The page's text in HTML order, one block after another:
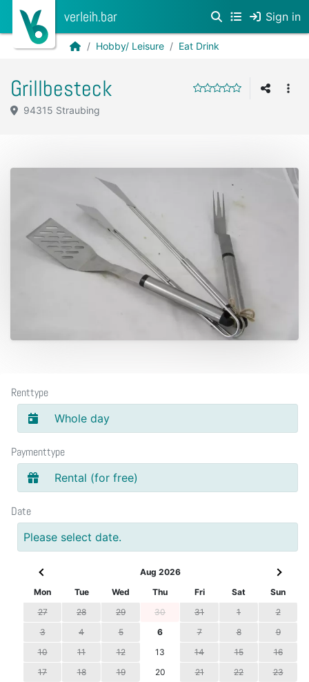
verleih.bar Sign in
Hobby/ Leisure Eat Drink
Grillbesteck
94315 Straubing
Renttype
Whole day
Paymenttype
Rental (for free)
Date
Please select date.
Aug 2026
Mon
Tue Wed Thu Fri Sat
Sun
27
28 29 30 31 1
2
3
4 5 6 7 8
9
10
11 12 13 14 15
16
17
18 19 20 21 22
23